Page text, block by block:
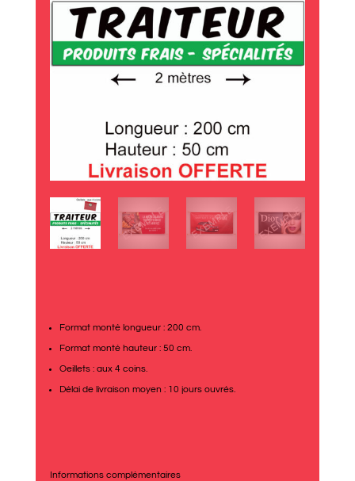
Format monté longueur : 200 cm.
Format monté hauteur : 50 cm.
Oeillets : aux 4 coins.
Délai de livraison moyen : 10 jours ouvrés.
Informations complémentaires